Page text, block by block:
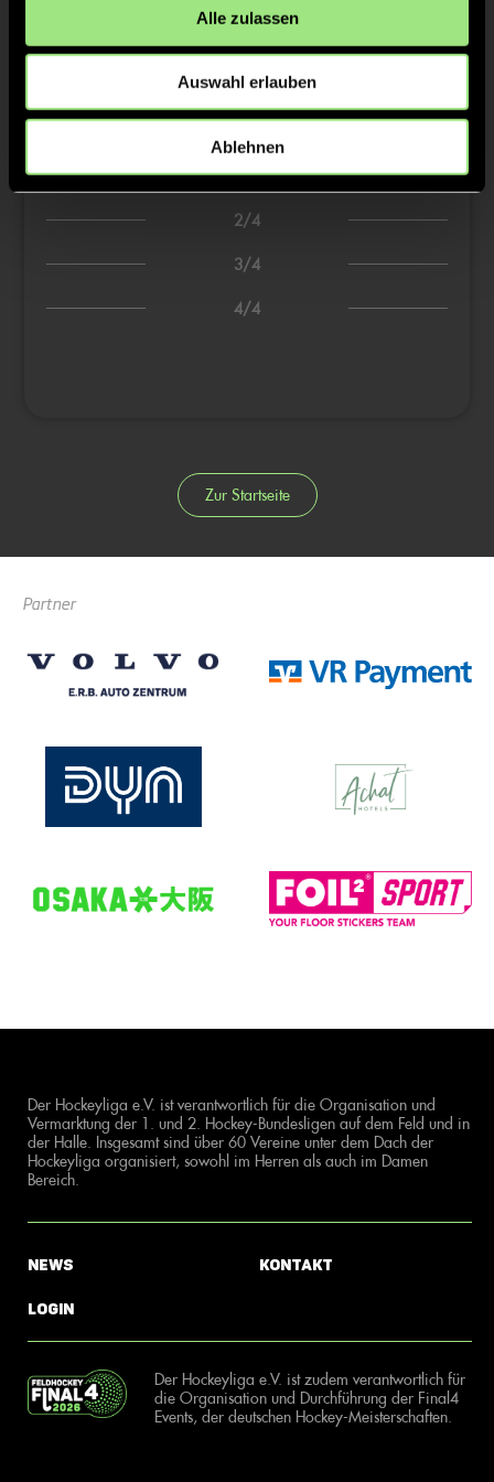
Alle zulassen
Auswahl erlauben
Ablehnen
0:5 Mathilda H., 0’
0:6
0:7 Frida Z., 0’
2/4
3/4
4/4
Zur Startseite
Partner
Der Hockeyliga e.V. ist verantwortlich für die Organisation und
Vermarktung der 1. und 2. Hockey-Bundesligen auf dem Feld und in
der Halle. Insgesamt sind über 60 Vereine unter dem Dach der
Hockeyliga organisiert, sowohl im Herren als auch im Damen
Bereich.
News
Login
Kontakt
Der Hockeyliga e.V. ist zudem verantwortlich für
die Organisation und Durchführung der Final4
Events, der deutschen Hockey-Meisterschaften.